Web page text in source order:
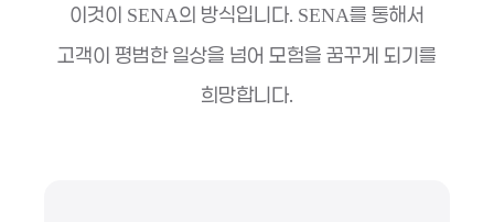
이것이 SENA의 방식입니다. SENA를 통해서
고객이 평범한 일상을 넘어 모험을 꿈꾸게 되기를
희망합니다.